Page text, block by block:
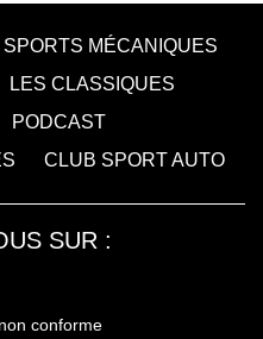
SPORTS MÉCANIQUES
LES CLASSIQUES
PODCAST
CLUB SPORT AUTO
SUR :
conforme